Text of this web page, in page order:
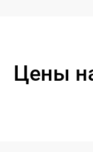
Цены